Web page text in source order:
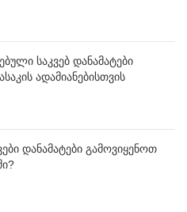
საკვებ დანამატები
ადამიანებისთვის
დანამატები გამოვიყენოთ